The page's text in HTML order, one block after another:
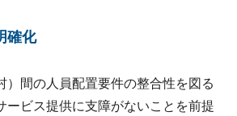
確化
間の人員配置要件の整合性を図る
ービス提供に支障がないことを前提